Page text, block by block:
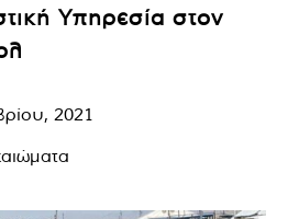
Υπηρεσία στον
2021